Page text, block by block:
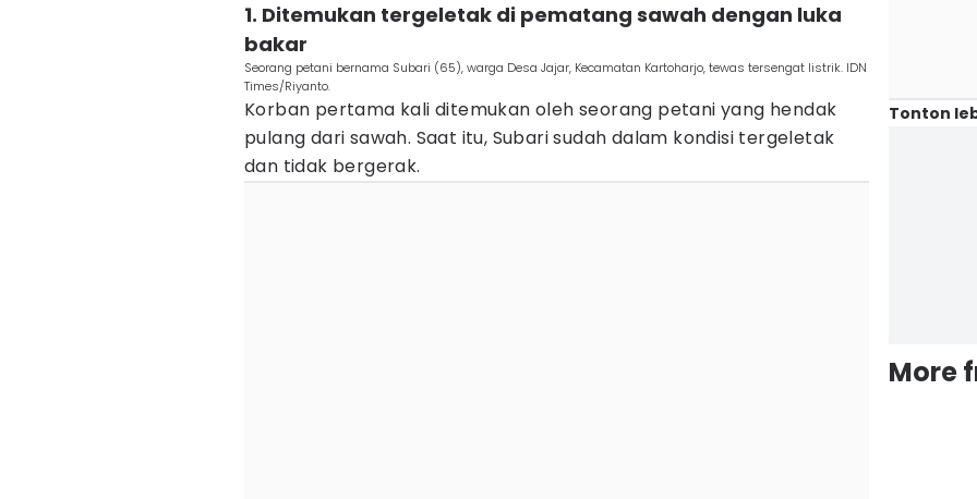
1. Ditemukan tergeletak di pematang sawah dengan luka
bakar
Seorang petani bernama Subari (65), warga Desa Jajar, Kecamatan Kartoharjo, tewas tersengat listrik. IDN
Times/Riyanto.
Korban pertama kali ditemukan oleh seorang petani yang hendak
pulang dari sawah. Saat itu, Subari sudah dalam kondisi tergeletak
dan tidak bergerak.
Tonton
More